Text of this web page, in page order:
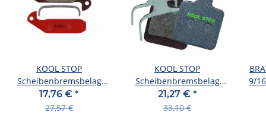
KOOL STOP
Scheibenbremsbelag
SB-verpackt , inkl.
Befestigungsklammern/Pins,
17,76 € *
27,57 €
KOOL STOP
Scheibenbremsbelag
SB-verpackt , inkl.
Befestigungsklammern/Pins,
21,27 € *
33,10 €
9/